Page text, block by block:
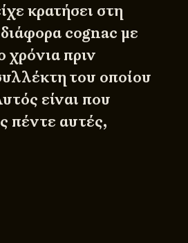
κρατήσει στη
cognac με
χρόνια πριν
του οποίου
είναι που
πέντε αυτές,